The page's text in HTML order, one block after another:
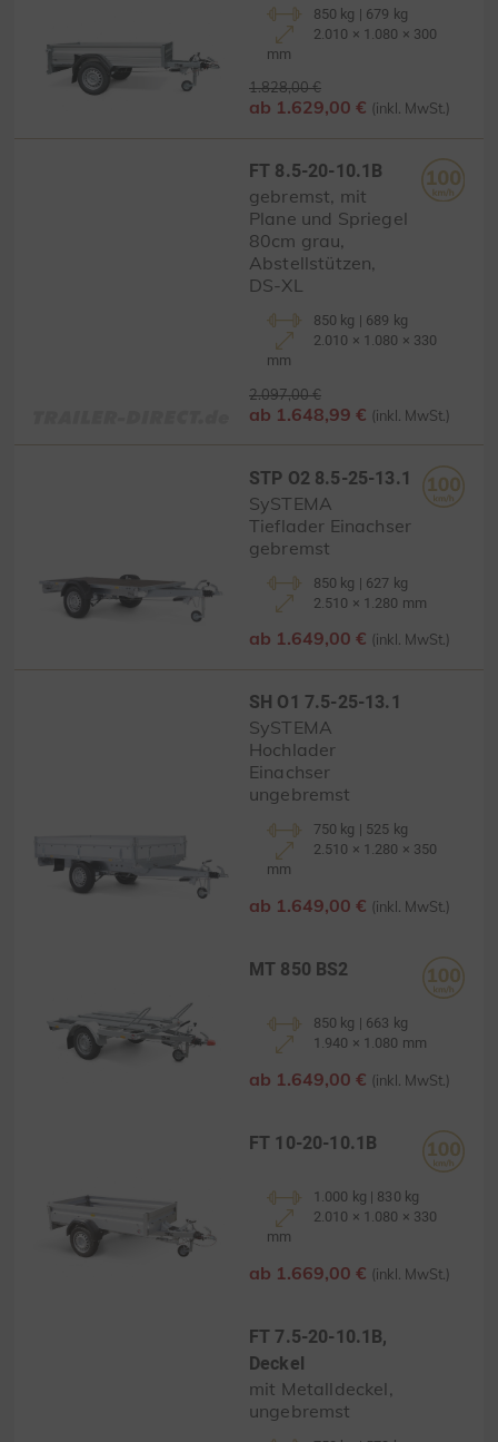
850 kg | 679 kg
2.010 × 1.080 × 300
mm
1.828,00 €
ab 1.629,00 € (inkl. MwSt.)
FT 8.5-20-10.1B
gebremst, mit
Plane und Spriegel
80cm grau,
Abstellstützen,
DS-XL
850 kg | 689 kg
2.010 × 1.080 × 330
mm
2.097,00 €
ab 1.648,99 € (inkl. MwSt.)
STP O2 8.5-25-13.1
SySTEMA
Tieflader Einachser
gebremst
850 kg | 627 kg
2.510 × 1.280 mm
ab 1.649,00 € (inkl. MwSt.)
SH O1 7.5-25-13.1
SySTEMA
Hochlader
Einachser
ungebremst
750 kg | 525 kg
2.510 × 1.280 × 350
mm
ab 1.649,00 € (inkl. MwSt.)
MT 850 BS2
850 kg | 663 kg
1.940 × 1.080 mm
ab 1.649,00 € (inkl. MwSt.)
FT 10-20-10.1B
1.000 kg | 830 kg
2.010 × 1.080 × 330
mm
ab 1.669,00 € (inkl. MwSt.)
FT 7.5-20-10.1B,
Deckel
mit Metalldeckel,
ungebremst